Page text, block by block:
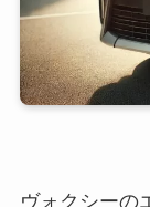
ヴォクシーの